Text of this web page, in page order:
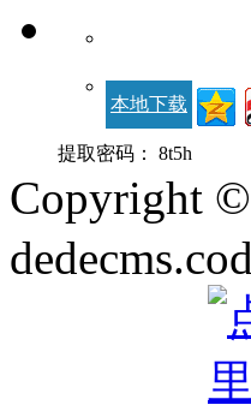
本地下载
提取密码： 8t5h
Copyright